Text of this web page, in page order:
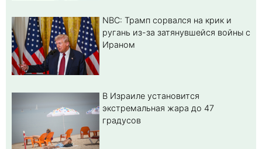
NBC: Трамп сорвался на крик и
ругань из-за затянувшейся войны с
Ираном
В Израиле установится
экстремальная жара до 47
градусов